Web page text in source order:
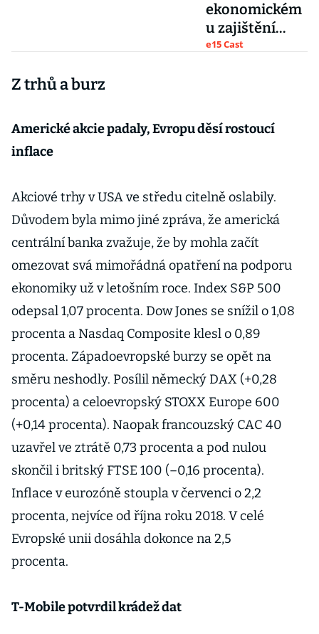
ekonomickém
u zajištění
země
říká Pavla
Palaščáková
e15 Cast
Z trhů a burz
Americké akcie padaly, Evropu děsí rostoucí
inflace
Akciové trhy v USA ve středu citelně oslabily.
Důvodem byla mimo jiné zpráva, že americká
centrální banka zvažuje, že by mohla začít
omezovat svá mimořádná opatření na podporu
ekonomiky už v letošním roce. Index S&P 500
odepsal 1,07 procenta. Dow Jones se snížil o 1,08
procenta a Nasdaq Composite klesl o 0,89
procenta. Západoevropské burzy se opět na
směru neshodly. Posílil německý DAX (+0,28
procenta) a celoevropský STOXX Europe 600
(+0,14 procenta). Naopak francouzský CAC 40
uzavřel ve ztrátě 0,73 procenta a pod nulou
skončil i britský FTSE 100 (–0,16 procenta).
Inflace v eurozóně stoupla v červenci o 2,2
procenta, nejvíce od října roku 2018. V celé
Evropské unii dosáhla dokonce na 2,5
procenta.
T-Mobile potvrdil krádež dat